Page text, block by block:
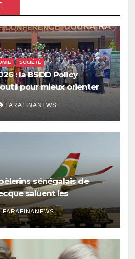
SOCIÉTÉ
: la BSDD Policy
pour mieux orienter
FARAFINANEWS
sénégalais de
saluent les
Sénégal SA
FARAFINANEWS